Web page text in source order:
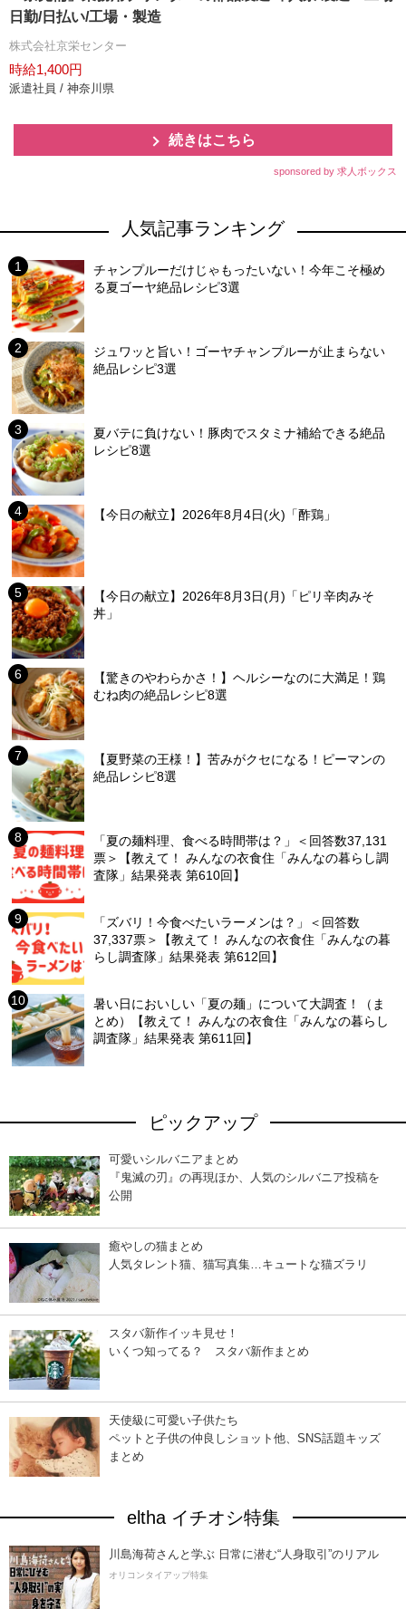
日勤/日払い/工場・製造
株式会社京栄センター
時給1,400円
派遣社員 / 神奈川県
続きはこちら
sponsored by 求人ボックス
人気記事ランキング
チャンプルーだけじゃもったいない！今年こそ極め
る夏ゴーヤ絶品レシピ3選
ジュワッと旨い！ゴーヤチャンプルーが止まらない
絶品レシピ3選
夏バテに負けない！豚肉でスタミナ補給できる絶品
レシピ8選
【今日の献立】2026年8月4日(火)「酢鶏」
【今日の献立】2026年8月3日(月)「ピリ辛肉みそ
丼」
【驚きのやわらかさ！】ヘルシーなのに大満足！鶏
むね肉の絶品レシピ8選
【夏野菜の王様！】苦みがクセになる！ピーマンの
絶品レシピ8選
「夏の麺料理、食べる時間帯は？」＜回答数37,131
票＞【教えて！ みんなの衣食住「みんなの暮らし調
査隊」結果発表 第610回】
「ズバリ！今食べたいラーメンは？」＜回答数
37,337票＞【教えて！ みんなの衣食住「みんなの暮
らし調査隊」結果発表 第612回】
暑い日においしい「夏の麺」について大調査！（ま
とめ）【教えて！ みんなの衣食住「みんなの暮らし
調査隊」結果発表 第611回】
ピックアップ
可愛いシルバニアまとめ
『鬼滅の刃』の再現ほか、人気のシルバニア投稿を
公開
癒やしの猫まとめ
人気タレント猫、猫写真集…キュートな猫ズラリ
スタバ新作イッキ見せ！
いくつ知ってる？ スタバ新作まとめ
天使級に可愛い子供たち
ペットと子供の仲良しショット他、SNS話題キッズ
まとめ
eltha イチオシ特集
川島海荷さんと学ぶ 日常に潜む“人身取引”のリアル
オリコンタイアップ特集